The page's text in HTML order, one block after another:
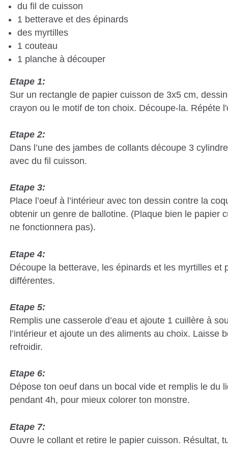
du fil de cuisson
1 betterave et des
des myrtilles
1 couteau
1 planche à découper
Etape 1:
Sur un rectangle de papier cuisson de 3x5 cm,
crayon ou le motif de ton choix. Découpe-la. Répéte
Etape 2:
Dans l’une des jambes de collants découpe 3
avec du fil cuisson.
Etape 3:
Place l’oeuf à l’intérieur avec ton dessin contre la
obtenir un genre de ballotine. (Plaque bien le papier
ne fonctionnera pas).
Etape 4:
Découpe la betterave, les épinards et les myrtilles et
différentes.
Etape 5:
Remplis une casserole d’eau et ajoute 1 cuillère à
l’intérieur et ajoute un des aliments au choix. Laisse
refroidir.
Etape 6:
Dépose ton oeuf dans un bocal vide et remplis le du
pendant 4h, pour mieux colorer ton monstre.
Etape 7:
Ouvre le collant et retire le papier cuisson. Résultat,